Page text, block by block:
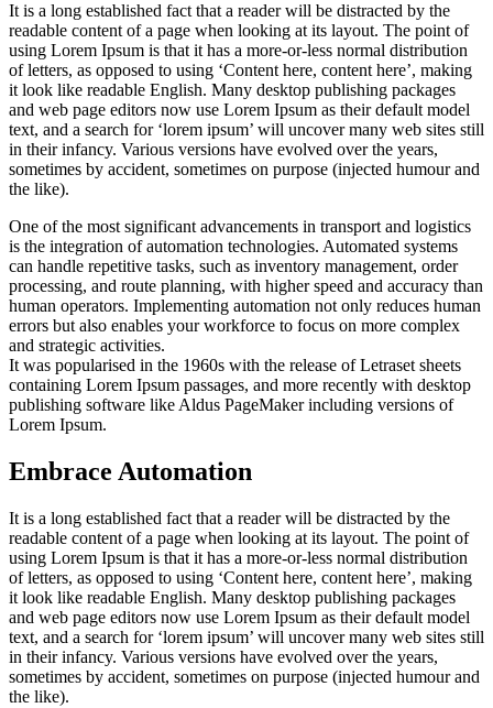
It is a long established fact that a reader will be distracted by the
readable content of a page when looking at its layout. The point of
using Lorem Ipsum is that it has a more-or-less normal distribution
of letters, as opposed to using ‘Content here, content here’, making
it look like readable English. Many desktop publishing packages
and web page editors now use Lorem Ipsum as their default model
text, and a search for ‘lorem ipsum’ will uncover many web sites still
in their infancy. Various versions have evolved over the years,
sometimes by accident, sometimes on purpose (injected humour and
the like).
One of the most significant advancements in transport and logistics
is the integration of automation technologies. Automated systems
can handle repetitive tasks, such as inventory management, order
processing, and route planning, with higher speed and accuracy than
human operators. Implementing automation not only reduces human
errors but also enables your workforce to focus on more complex
and strategic activities.
It was popularised in the 1960s with the release of Letraset sheets
containing Lorem Ipsum passages, and more recently with desktop
publishing software like Aldus PageMaker including versions of
Lorem Ipsum.
Embrace Automation
It is a long established fact that a reader will be distracted by the
readable content of a page when looking at its layout. The point of
using Lorem Ipsum is that it has a more-or-less normal distribution
of letters, as opposed to using ‘Content here, content here’, making
it look like readable English. Many desktop publishing packages
and web page editors now use Lorem Ipsum as their default model
text, and a search for ‘lorem ipsum’ will uncover many web sites still
in their infancy. Various versions have evolved over the years,
sometimes by accident, sometimes on purpose (injected humour and
the like).